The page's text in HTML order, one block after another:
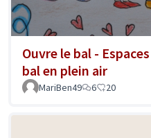
Ouvre le bal -
bal en plein air
MariBen49 6 20